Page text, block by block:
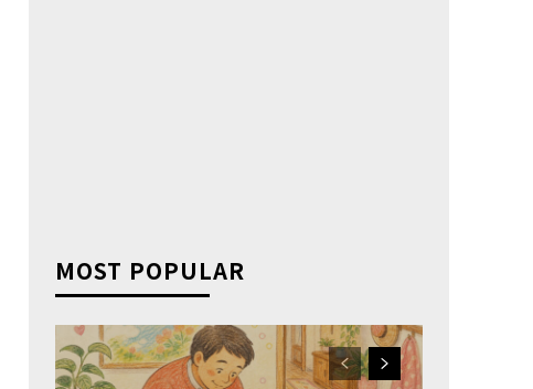
MOST POPULAR